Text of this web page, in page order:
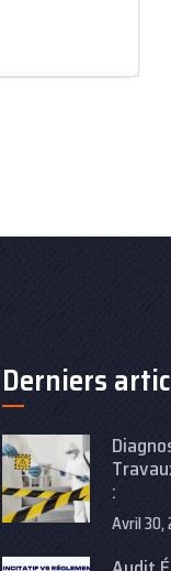
Derniers
:
Avril 30,